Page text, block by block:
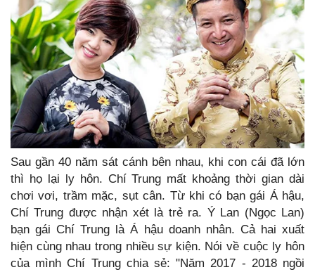
Sau gần 40 năm sát cánh bên nhau, khi con cái đã lớn
thì họ lại ly hôn. Chí Trung mất khoảng thời gian dài
chơi vơi, trầm mặc, sụt cân. Từ khi có bạn gái Á hậu,
Chí Trung được nhận xét là trẻ ra. Ý Lan (Ngọc Lan)
bạn gái Chí Trung là Á hậu doanh nhân. Cả hai xuất
hiện cùng nhau trong nhiều sự kiện. Nói về cuộc ly hôn
của mình Chí Trung chia sẻ: "Năm 2017 - 2018 ngồi